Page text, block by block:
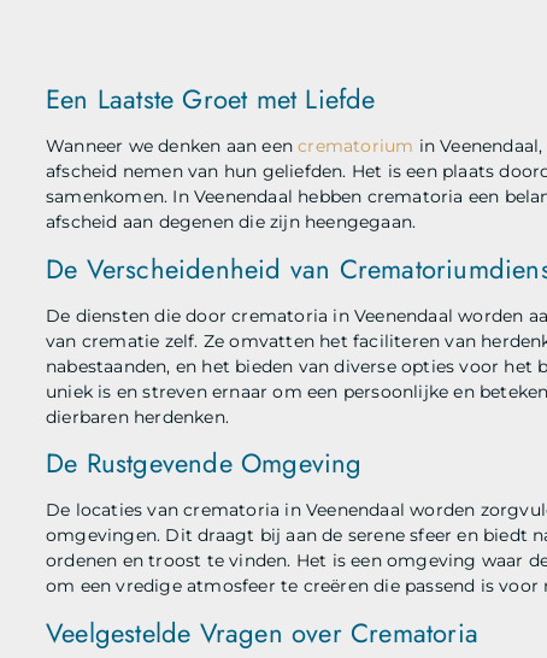
Een Laatste Groet met Liefde
Wanneer we denken aan eencrematorium in
afscheid nemen van hun geliefden. Het is een plaats
samenkomen. In Veenendaal hebben crematoria een
afscheid aan degenen die zijn heengegaan.
De Verscheidenheid van
De diensten die door crematoria in Veenendaal worden
van crematie zelf. Ze omvatten het faciliteren van
nabestaanden, en het bieden van diverse opties voor
uniek is en streven ernaar om een persoonlijke en
dierbaren herdenken.
De Rustgevende Omgeving
De locaties van crematoria in Veenendaal worden
omgevingen. Dit draagt bij aan de serene sfeer en biedt
ordenen en troost te vinden. Het is een omgeving waar
om een vredige atmosfeer te creëren die passend is
Veelgestelde Vragen over Crematoria